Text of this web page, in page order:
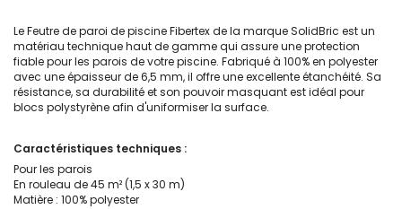
Le Feutre de paroi de piscine Fibertex de la marque SolidBric est un
matériau technique haut de gamme qui assure une protection
fiable pour les parois de votre piscine. Fabriqué à 100% en polyester
avec une épaisseur de 6,5 mm, il offre une excellente étanchéité. Sa
résistance, sa durabilité et son pouvoir masquant est idéal pour
blocs polystyrène afin d'uniformiser la surface.
Caractéristiques techniques :
Pour les parois
En rouleau de 45 m² (1,5 x 30 m)
Matière : 100% polyester